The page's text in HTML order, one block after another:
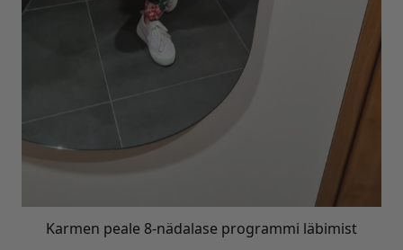
Karmen peale 8-nädalase programmi läbimist